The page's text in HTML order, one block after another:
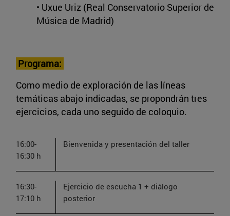
• Uxue Uriz (Real Conservatorio Superior de
Música de Madrid)
Programa:
Como medio de exploración de las líneas
temáticas abajo indicadas, se propondrán tres
ejercicios, cada uno seguido de coloquio.
16:00-
16:30 h
Bienvenida y presentación del taller
16:30-
17:10 h
Ejercicio de escucha 1 + diálogo
posterior